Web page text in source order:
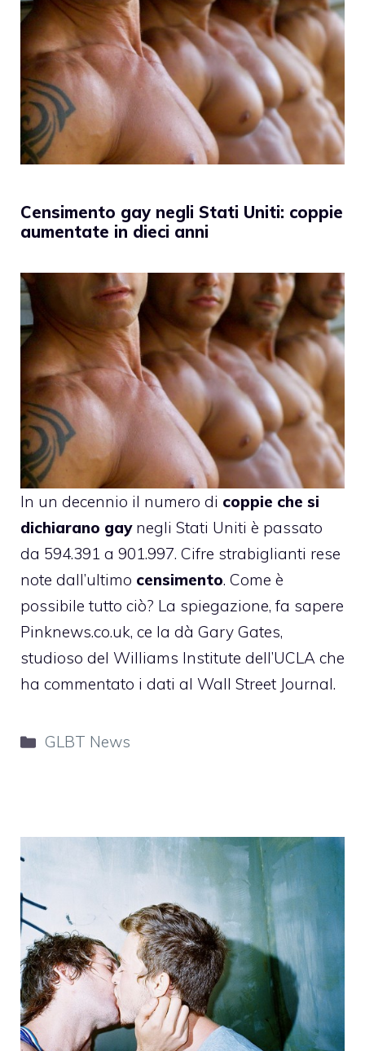
Censimento gay negli Stati Uniti: coppie
aumentate in dieci anni
In un decennio il numero di coppie che si
dichiarano gaynegli Stati Uniti è passato
da 594.391 a 901.997. Cifre strabiglianti rese
note dall’ultimo censimento. Come è
possibile tutto ciò? La spiegazione, fa sapere
Pinknews.co.uk, ce la dà Gary Gates,
studioso del Williams Institute dell’UCLA che
ha commentato i dati al Wall Street Journal.
Categorie
GLBT News